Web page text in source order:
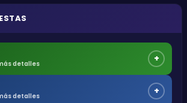
detalles +
detalles +